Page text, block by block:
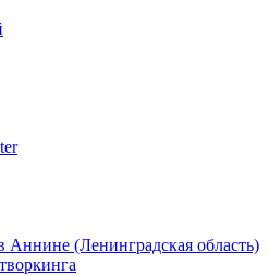
Аннине (Ленинградская область)